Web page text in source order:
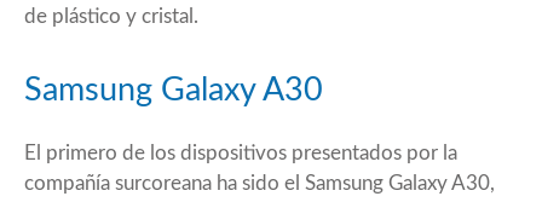
de plástico y cristal.
Samsung Galaxy A30
El primero de los dispositivos presentados por la
compañía surcoreana ha sido el Samsung Galaxy A30,